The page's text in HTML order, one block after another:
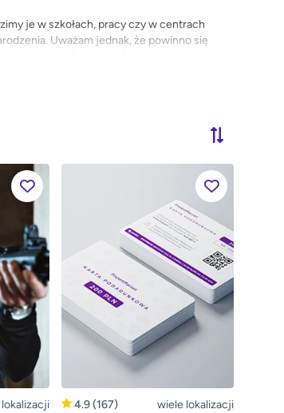
je w szkołach, pracy czy w centrach
Uważam jednak, że powinno się
to uśmiech na czyjejś twarzy
4.9(167) wiele lokalizacji